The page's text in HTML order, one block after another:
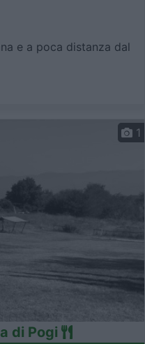
e a poca distanza dal
1
di Pogi